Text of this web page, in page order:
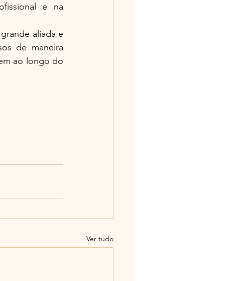
e na
aliada e
de maneira
ao longo do
Ver tudo